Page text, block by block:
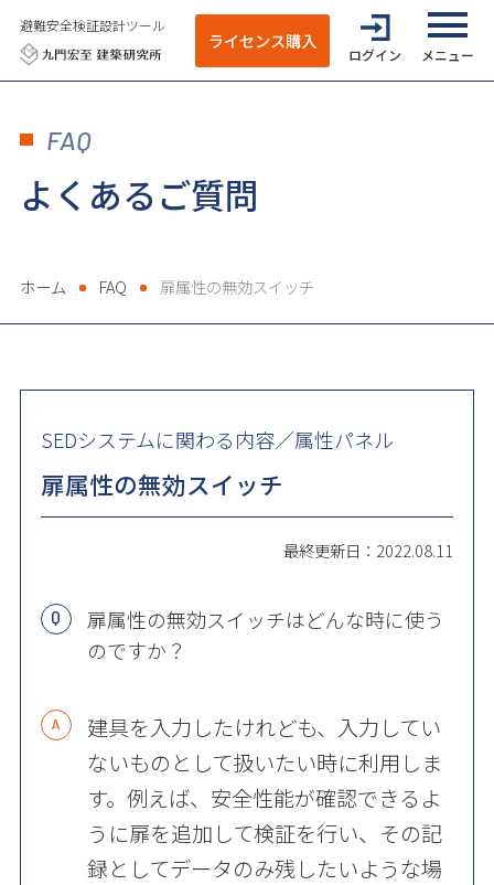
避難安全検証設計ツール
ライセンス購入
ログイン
全てのメニ
FAQ
よくあるご質問
ホーム FAQ 扉属性の無効スイッチ
SEDシステムに関わる内容／属性パネル
扉属性の無効スイッチ
最終更新日：2022.08.11
扉属性の無効スイッチはどんな時に使う
のですか？
建具を入力したけれども、入力してい
ないものとして扱いたい時に利用しま
す。例えば、安全性能が確認できるよ
うに扉を追加して検証を行い、その記
録としてデータのみ残したいような場